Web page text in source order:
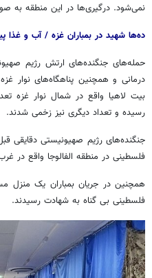
نمی‌شود. درگیری‌ها در این منطقه به
ده‌ها شهید در بمباران غزه / آب و غذا
حمله‌های جنگنده‌های ارتش رژیم
بیت لاهیا واقع در شمال نوار غزه
رسیده و تعداد دیگری نیز زخمی شدند.
جنگنده‌های رژیم صهیونیستی دقایقی
فلسطینی در منطقه الفالوجا واقع در
همچنین در جریان بمباران یک منزل
فلسطینی بی گناه به شهادت رسیدند.